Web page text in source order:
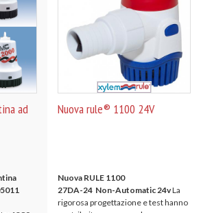
ad
Nuova rule® 1100 24V
Nuova RULE 1100
27DA-24 Non-Automatic 24vLa
rigorosa progettazione e test hanno